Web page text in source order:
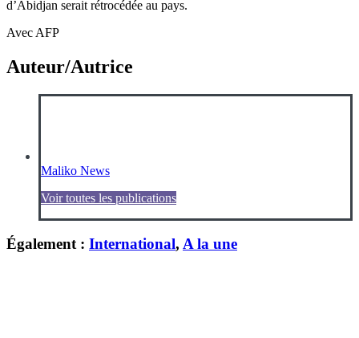
d’Abidjan serait rétrocédée au pays.
Avec AFP
Auteur/Autrice
Maliko News
Voir toutes les publications
Également : International, A la une